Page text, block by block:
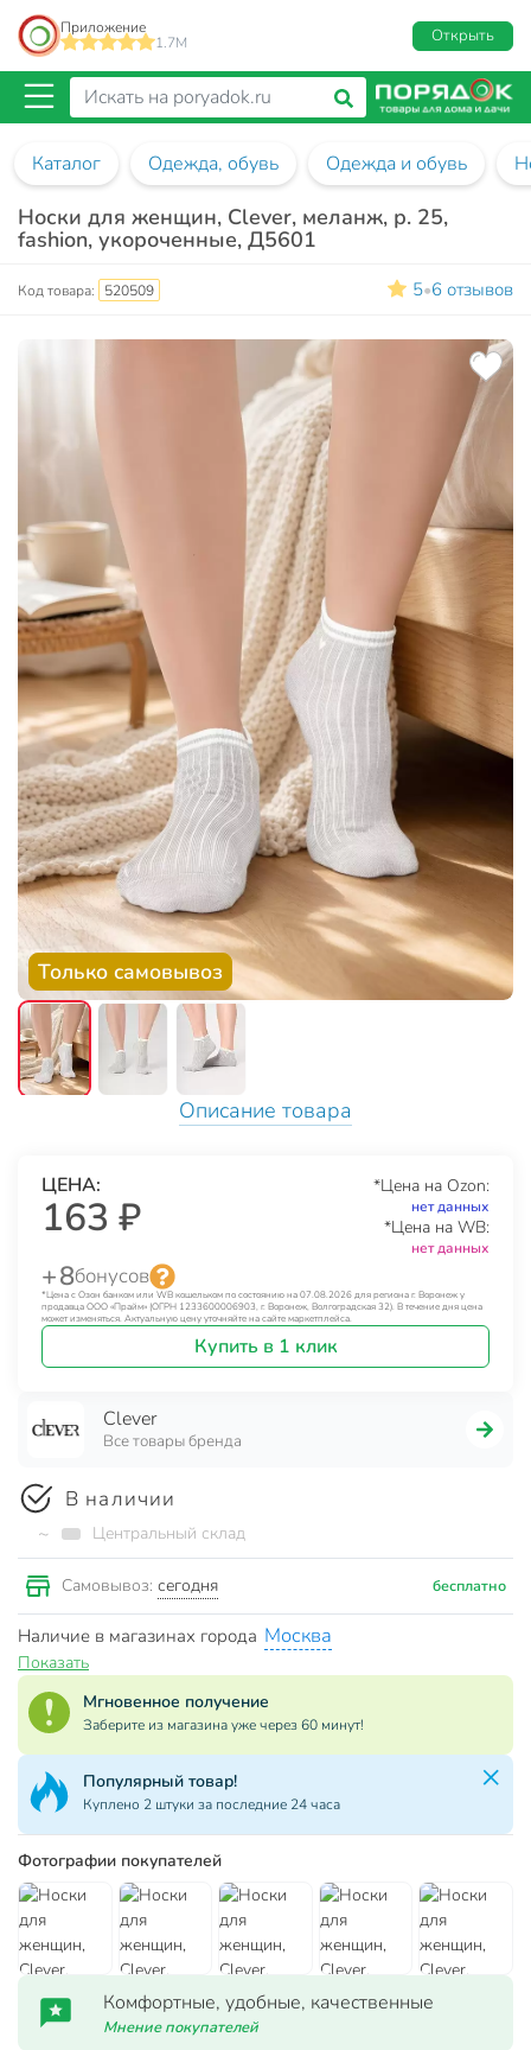
Приложение
1.7M
Открыть
Каталог Одежда, обувь Одежда и обувь
Носки для женщин, Clever, меланж, р. 25,
fashion, укороченные, Д5601
Код товара: 520509 5•6 отзывов
Только самовывоз
Описание товара
ЦЕНА:
163 ₽
*Цена на Ozon:
нет данных
*Цена на WB:
нет данных
+ 8бонусов
*Цена с Озон банком или WB кошельком по состоянию на 07.08.2026 для региона г. Воронеж у
продавца ООО «Прайм» (ОГРН 1233600006903, г. Воронеж, Волгоградская 32). В течение дня цена
может изменяться. Актуальную цену уточняйте на сайте маркетплейса.
Купить в 1 клик
Clever
Все товары бренда
В наличии
~ Центральный склад
Самовывоз: сегодня бесплатно
Наличие в магазинах города Москва
Показать
Мгновенное получение
Заберите из магазина уже через 60 минут!
Популярный товар!
Куплено 2 штуки за последние 24 часа
Фотографии покупателей
Комфортные, удобные, качественные
Мнение покупателей